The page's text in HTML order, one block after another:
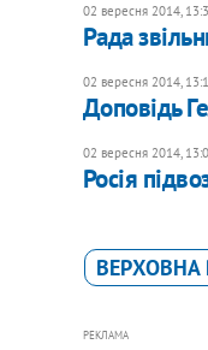
02 вересня 2014,
Рада
02 вересня 2014,
Доповідь
02 вересня 2014,
Росія
ВЕРХОВНА
РЕКЛАМА